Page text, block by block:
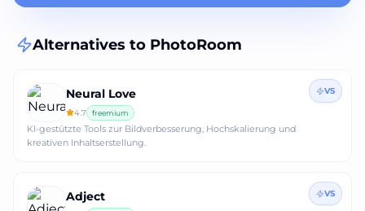
Alternatives to PhotoRoom
Neural Love
4.7 freemium
KI-gestützte Tools zur Bildverbesserung, Hochskalierung und
kreativen Inhaltserstellung.
VS
Adject VS